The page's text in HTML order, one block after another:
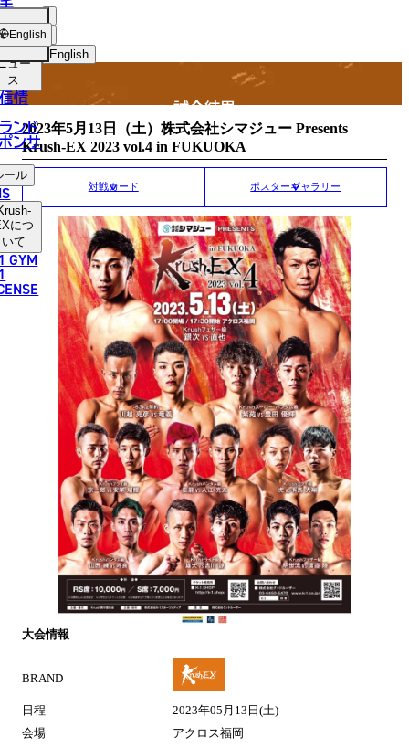
English
한국어
中文（繁體）
ไทย
العربية
ョッ
プ
ュー
ス
情
ンド
ンサ
ール
につ
いて
GYM
English MATCH RESULT
試合結果
2023年5月13日（土）株式会社シマジュー Presents
Krush-EX 2023 vol.4 in FUKUOKA
対戦カード ポスターギャラリー
大会情報
BRAND
日程
2023年05月13日(土)
会場
アクロス福岡